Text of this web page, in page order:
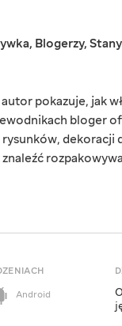
, Blogerzy,
pokazuje, jak
bloger
rysunków,
Android